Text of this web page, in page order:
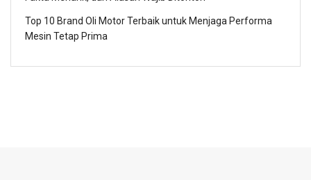
Top 10 Brand Oli Motor Terbaik untuk Menjaga Performa
Mesin Tetap Prima